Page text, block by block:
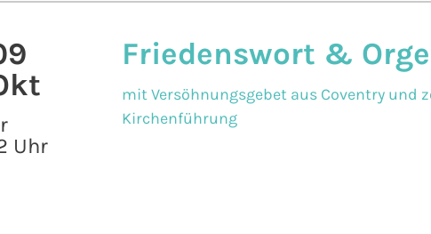
Uhr
Friedenswort &
mit Versöhnungsgebet aus Coventry und
Kirchenführung